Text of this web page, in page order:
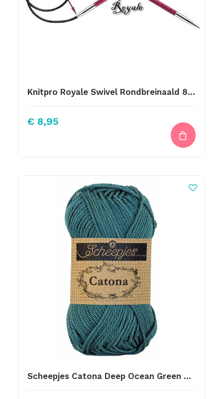
Knitpro Royale Swivel Rondbreinaald 80cm 3.00mm
€ 8,95
Scheepjes Catona Deep Ocean Green 391